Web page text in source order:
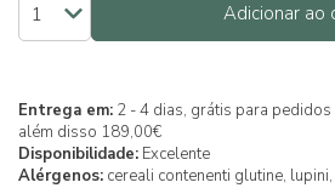
Adicionar ao
Entrega em: 2 - 4 dias, grátis para
além disso 189,00€
Disponibilidade: Excelente
Alérgenos: cereali contenenti glutine, lupini,